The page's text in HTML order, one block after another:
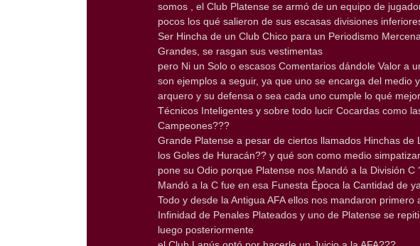
somos , el Club Platense se armó de un equipo de
pocos los qué salieron de sus escasas divisiones
Ser Hincha de un Club Chico para un Periodismo
Grandes, se rasgan sus vestimentas
pero Ni un Solo o escasos Comentarios dándole Valor a
son ejemplos a seguir, ya que uno se encarga del medio
arquero y su defensa o sea cada uno cumple lo qué
Técnicos Inteligentes y sobre todo lucir Cocardas como
Campeones???
Grande Platense a pesar de ciertos llamados Hinchas
los Goles de Huracán?? y qué son como medio
pone su Odio porque Platense nos Mandó a la División
Mandó a la C fue en esa Funesta Época la Cantidad de
Todo y desde la Antigua AFA ellos nos mandaron
Infinidad de Penales Plateados y uno de Platense se
luego posteriormente